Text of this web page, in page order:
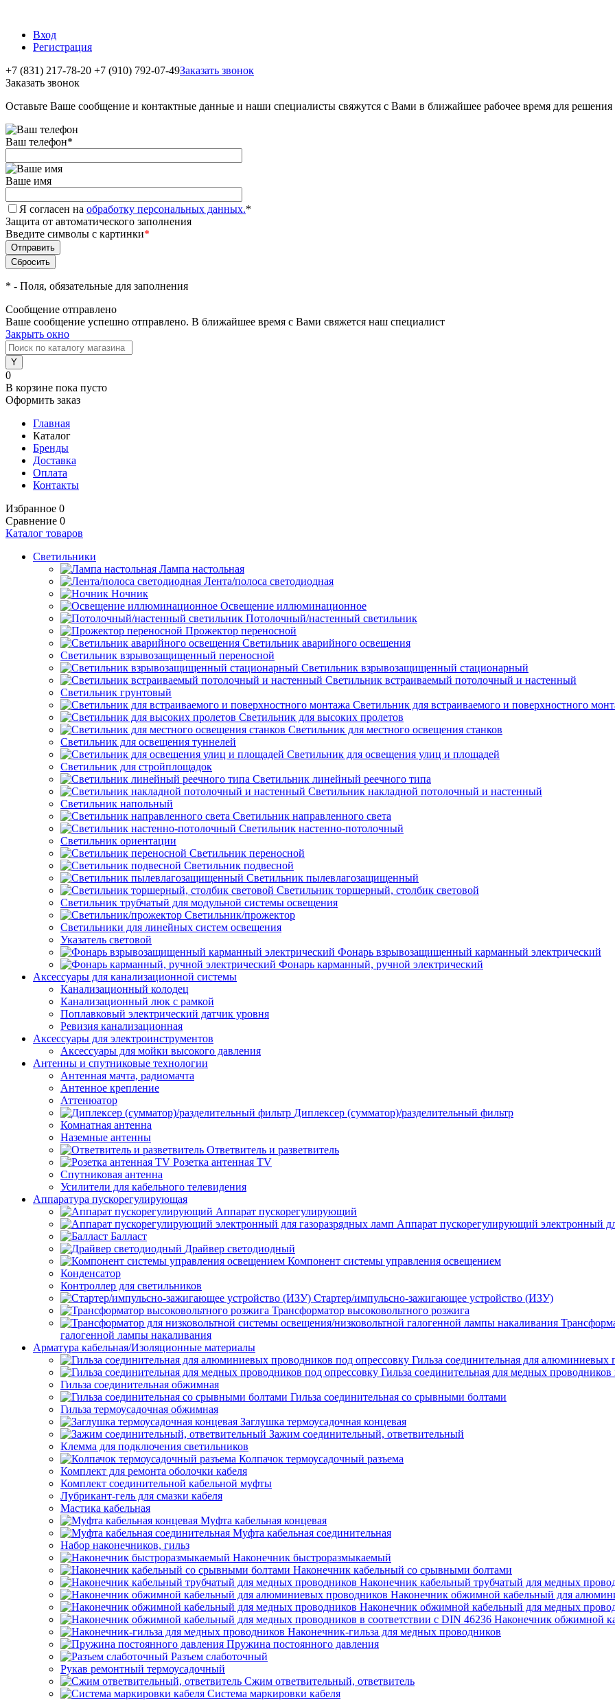
Вход
Регистрация
+7 (831) 217-78-20 +7 (910) 792-07-49Заказать звонок
Заказать звонок
Оставьте Ваше сообщение и контактные данные и наши специалисты свяжутся с Вами в ближайшее рабочее время для
Ваш телефон*
Ваше имя
Я согласен на обработку персональных данных.*
Защита от автоматического заполнения
Введите символы с картинки*
* - Поля, обязательные для заполнения
Сообщение отправлено
Ваше сообщение успешно отправлено. В ближайшее время с Вами свяжется наш специалист
Закрыть окно
0
В корзине пока пусто
Оформить заказ
Главная
Каталог
Бренды
Доставка
Оплата
Контакты
Избранное 0
Сравнение 0
Каталог товаров
Светильники
Лампа настольная
Лента/полоса светодиодная
Ночник
Освещение иллюминационное
Потолочный/настенный светильник
Прожектор переносной
Светильник аварийного освещения
Светильник взрывозащищенный переносной
Светильник взрывозащищенный стационарный
Светильник встраиваемый потолочный и настенный
Светильник грунтовый
Светильник для встраиваемого и поверхностного
Светильник для высоких пролетов
Светильник для местного освещения станков
Светильник для освещения туннелей
Светильник для освещения улиц и площадей
Светильник для стройплощадок
Светильник линейный реечного типа
Светильник накладной потолочный и настенный
Светильник напольный
Светильник направленного света
Светильник настенно-потолочный
Светильник ориентации
Светильник переносной
Светильник подвесной
Светильник пылевлагозащищенный
Светильник торшерный, столбик световой
Светильник трубчатый для модульной системы освещения
Светильник/прожектор
Светильники для линейных систем освещения
Указатель световой
Фонарь взрывозащищенный карманный электрический
Фонарь карманный, ручной электрический
Аксессуары для канализационной системы
Канализационный колодец
Канализационный люк с рамкой
Поплавковый электрический датчик уровня
Ревизия канализационная
Аксессуары для электроинструментов
Аксессуары для мойки высокого давления
Антенны и спутниковые технологии
Антенная мачта, радиомачта
Антенное крепление
Аттенюатор
Диплексер (сумматор)/разделительный фильтр
Комнатная антенна
Наземные антенны
Ответвитель и разветвитель
Розетка антенная TV
Спутниковая антенна
Усилители для кабельного телевидения
Аппаратура пускорегулирующая
Аппарат пускорегулирующий
Аппарат пускорегулирующий электронный
Балласт
Драйвер светодиодный
Компонент системы управления освещением
Конденсатор
Контроллер для светильников
Стартер/импульсно-зажигающее устройство (ИЗУ)
Трансформатор высоковольтного розжига
галогенной лампы накаливания
Арматура кабельная/Изоляционные материалы
Гильза соединительная для алюминиевых
Гильза соединительная для медных проводников
Гильза соединительная обжимная
Гильза соединительная со срывными болтами
Гильза термоусадочная обжимная
Заглушка термоусадочная концевая
Зажим соединительный, ответвительный
Клемма для подключения светильников
Колпачок термоусадочный разъема
Комплект для ремонта оболочки кабеля
Комплект соединительной кабельной муфты
Лубрикант-гель для смазки кабеля
Мастика кабельная
Муфта кабельная концевая
Муфта кабельная соединительная
Набор наконечников, гильз
Наконечник быстроразмыкаемый
Наконечник кабельный со срывными болтами
Наконечник кабельный трубчатый для медных
Наконечник обжимной кабельный для
Наконечник обжимной кабельный для медных
Наконечник обжимной
Наконечник-гильза для медных проводников
Пружина постоянного давления
Разъем слаботочный
Рукав ремонтный термоусадочный
Сжим ответвительный, ответвитель
Система маркировки кабеля